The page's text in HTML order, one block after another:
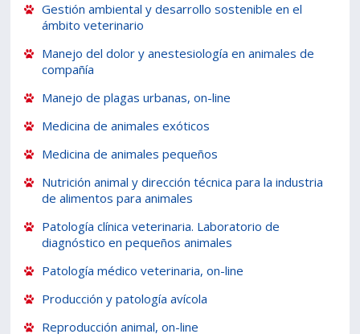
Gestión ambiental y desarrollo sostenible en el
ámbito veterinario
Manejo del dolor y anestesiología en animales de
compañía
Manejo de plagas urbanas, on-line
Medicina de animales exóticos
Medicina de animales pequeños
Nutrición animal y dirección técnica para la industria
de alimentos para animales
Patología clínica veterinaria. Laboratorio de
diagnóstico en pequeños animales
Patología médico veterinaria, on-line
Producción y patología avícola
Reproducción animal, on-line